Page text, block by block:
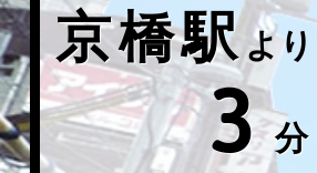
京橋駅 より
3 分